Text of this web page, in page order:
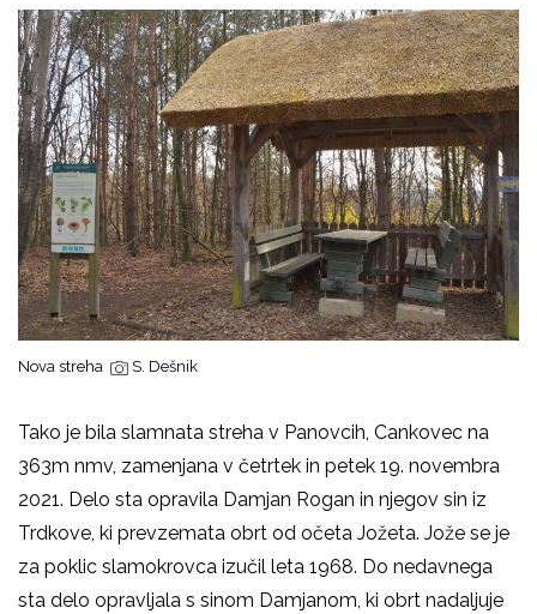
Nova streha S. Dešnik
Tako je bila slamnata streha v Panovcih, Cankovec na
363m nmv, zamenjana v četrtek in petek 19. novembra
2021. Delo sta opravila Damjan Rogan in njegov sin iz
Trdkove, ki prevzemata obrt od očeta Jožeta. Jože se je
za poklic slamokrovca izučil leta 1968. Do nedavnega
sta delo opravljala s sinom Damjanom, ki obrt nadaljuje